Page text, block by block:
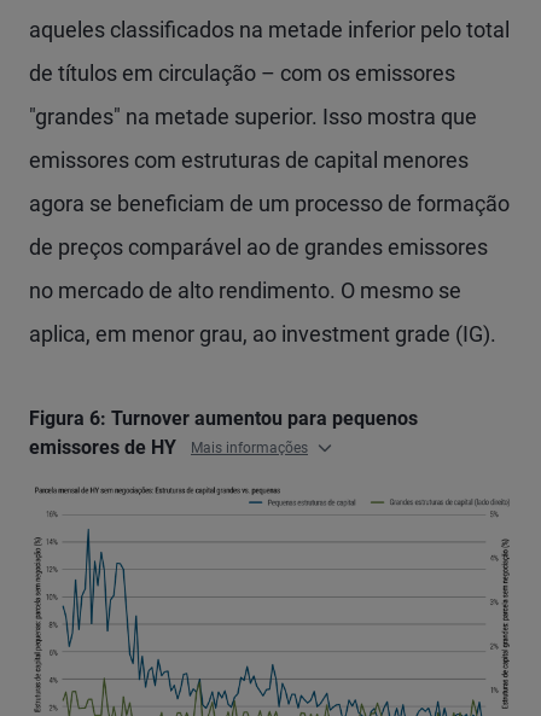
aqueles classificados na metade inferior pelo total
de títulos em circulação – com os emissores
"grandes" na metade superior. Isso mostra que
emissores com estruturas de capital menores
agora se beneficiam de um processo de formação
de preços comparável ao de grandes emissores
no mercado de alto rendimento. O mesmo se
aplica, em menor grau, ao investment grade (IG).
Figura 6: Turnover aumentou para pequenos
emissores de HY
Mais informações